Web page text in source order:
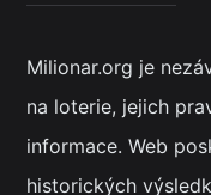
Milionar.org je
na loterie, jejich
informace. Web
historických